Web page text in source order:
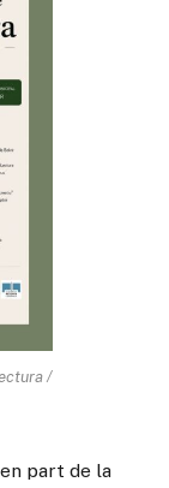
/
part de la